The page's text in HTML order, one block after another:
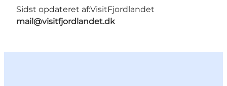
Sidst opdateret af:VisitFjordlandet
mail@visitfjordlandet.dk